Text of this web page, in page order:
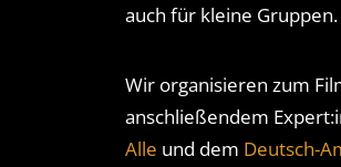
auch für kleine Gruppen.
Wir organisieren zum
anschließendem
Alle und dem Deutsch-